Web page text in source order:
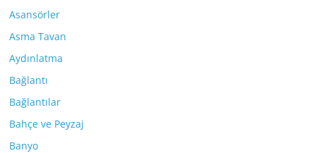
Asansörler
Asma Tavan
Aydınlatma
Bağlantı
Bağlantılar
Bahçe ve Peyzaj
Banyo